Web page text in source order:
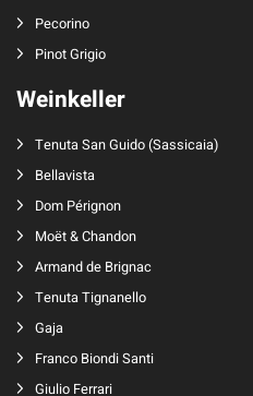
Pecorino
Pinot Grigio
Weinkeller
Tenuta San Guido(Sassicaia)
Bellavista
Dom Pérignon
Moët & Chandon
Armand de Brignac
Tenuta Tignanello
Gaja
Franco Biondi Santi
Giulio Ferrari